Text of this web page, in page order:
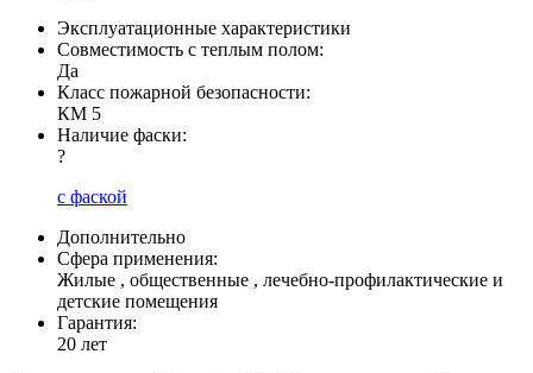
Эксплуатационные характеристики
Совместимость с теплым полом:
Да
Класс пожарной безопасности:
КМ 5
Наличие фаски:
?
с фаской
Дополнительно
Сфера применения:
Жилые , общественные , лечебно-профилактические и
детские помещения
Гарантия:
20 лет